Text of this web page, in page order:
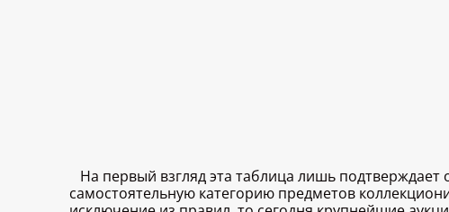
На первый взгляд эта таблица лишь
самостоятельную категорию предметов